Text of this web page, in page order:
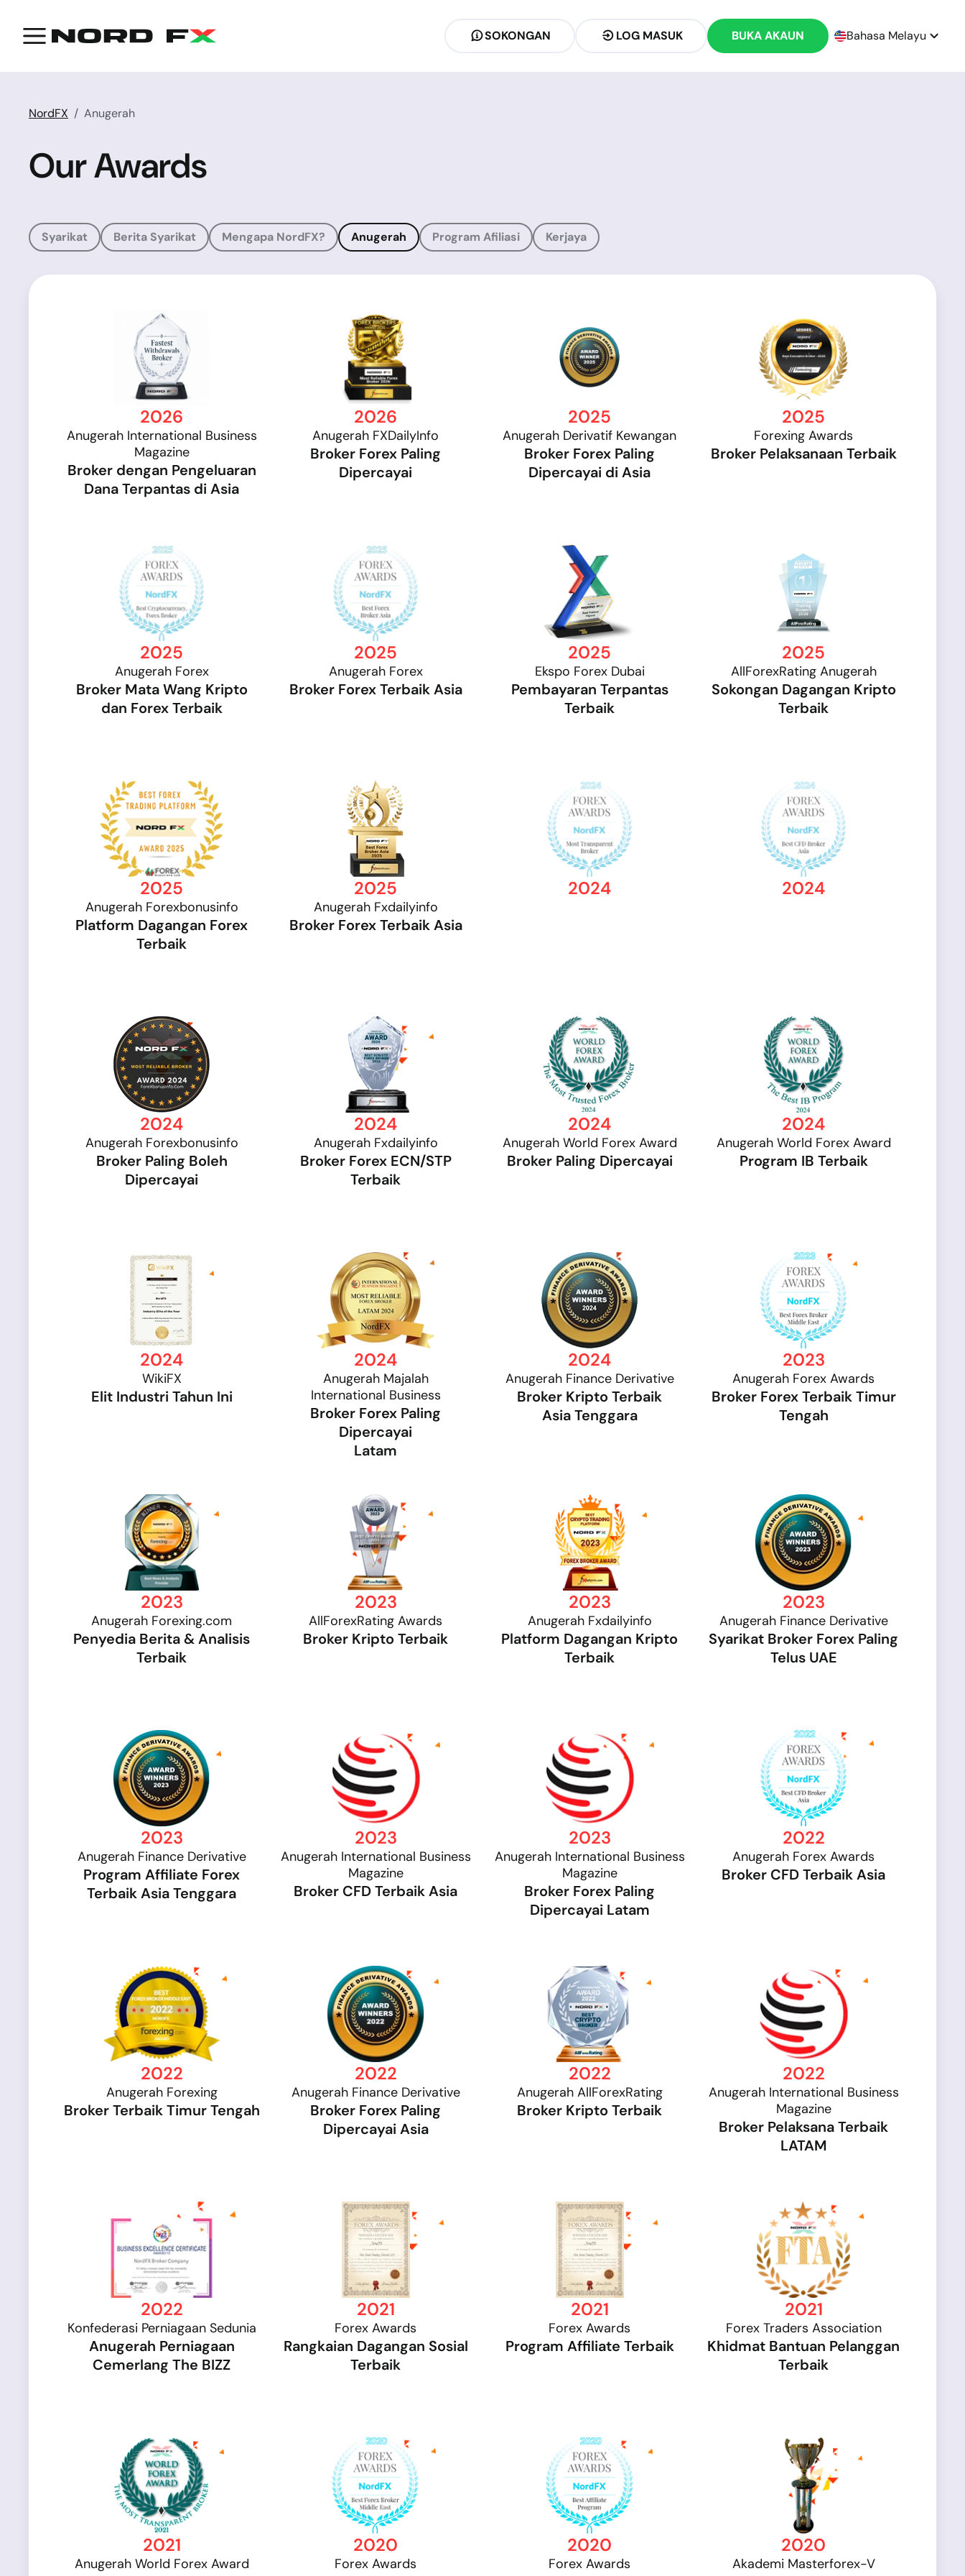
SOKONGAN LOG MASUK BUKA AKAUN Bahasa Melayu
NordFX Anugerah
Our Awards
Syarikat Berita Syarikat Mengapa NordFX? Anugerah Program Afiliasi Kerjaya
2026
Anugerah International Business
Magazine
Broker dengan Pengeluaran
Dana Terpantas di Asia
2026
Anugerah FXDailyInfo
Broker Forex Paling
Dipercayai
2025
Anugerah Derivatif Kewangan
Broker Forex Paling
Dipercayai di Asia
2025
Forexing Awards
Broker Pelaksanaan Terbaik
2025
Anugerah Forex
Broker Mata Wang Kripto
dan Forex Terbaik
2025
Anugerah Forex
Broker Forex Terbaik Asia
2025
Ekspo Forex Dubai
Pembayaran Terpantas
Terbaik
2025
AllForexRating Anugerah
Sokongan Dagangan Kripto
Terbaik
2025
Anugerah Forexbonusinfo
Platform Dagangan Forex
Terbaik
2025
Anugerah Fxdailyinfo
Broker Forex Terbaik Asia
2024 2024
2024
Anugerah Forexbonusinfo
Broker Paling Boleh
Dipercayai
2024
Anugerah Fxdailyinfo
Broker Forex ECN/STP
Terbaik
2024
Anugerah World Forex Award
Broker Paling Dipercayai
2024
Anugerah World Forex Award
Program IB Terbaik
2024
WikiFX
Elit Industri Tahun Ini
2024
Anugerah Majalah
International Business
Broker Forex Paling
Dipercayai
Latam
2024
Anugerah Finance Derivative
Broker Kripto Terbaik
Asia Tenggara
2023
Anugerah Forex Awards
Broker Forex Terbaik Timur
Tengah
2023
Anugerah Forexing.com
Penyedia Berita & Analisis
Terbaik
2023
AllForexRating Awards
Broker Kripto Terbaik
2023
Anugerah Fxdailyinfo
Platform Dagangan Kripto
Terbaik
2023
Anugerah Finance Derivative
Syarikat Broker Forex Paling
Telus UAE
2023
Anugerah Finance Derivative
Program Affiliate Forex
Terbaik Asia Tenggara
2023
Anugerah International Business
Magazine
Broker CFD Terbaik Asia
2023
Anugerah International Business
Magazine
Broker Forex Paling
Dipercayai Latam
2022
Anugerah Forex Awards
Broker CFD Terbaik Asia
2022
Anugerah Forexing
Broker Terbaik Timur Tengah
2022
Anugerah Finance Derivative
Broker Forex Paling
Dipercayai Asia
2022
Anugerah AllForexRating
Broker Kripto Terbaik
2022
Anugerah International Business
Magazine
Broker Pelaksana Terbaik
LATAM
2022
Konfederasi Perniagaan Sedunia
Anugerah Perniagaan
Cemerlang The BIZZ
2021
Forex Awards
Rangkaian Dagangan Sosial
Terbaik
2021
Forex Awards
Program Affiliate Terbaik
2021
Forex Traders Association
Khidmat Bantuan Pelanggan
Terbaik
2021
Anugerah World Forex Award
2020
Forex Awards
2020
Forex Awards
2020
Akademi Masterforex-V